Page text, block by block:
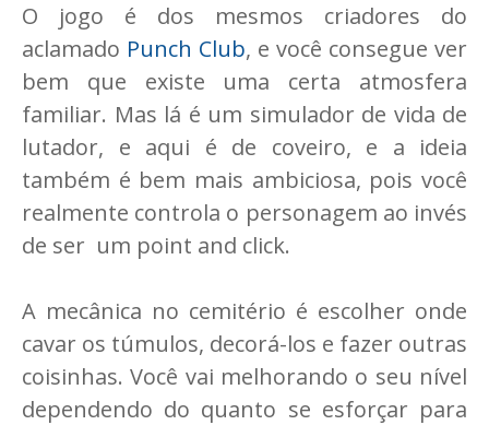
O jogo é dos mesmos criadores do
aclamado Punch Club, e você consegue ver
bem que existe uma certa atmosfera
familiar. Mas lá é um simulador de vida de
lutador, e aqui é de coveiro, e a ideia
também é bem mais ambiciosa, pois você
realmente controla o personagem ao invés
de ser um point and click.
A mecânica no cemitério é escolher onde
cavar os túmulos, decorá-los e fazer outras
coisinhas. Você vai melhorando o seu nível
dependendo do quanto se esforçar para